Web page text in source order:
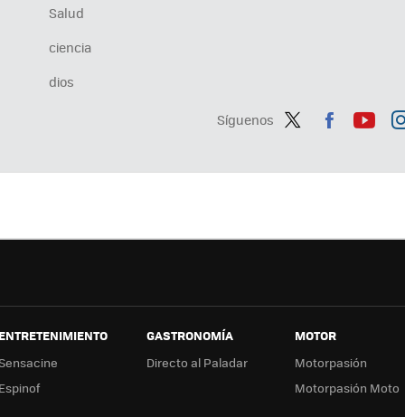
Síguenos
ter
ebo tub
Salud
ciencia
dios
GASTRONOMÍA
Directo al Paladar
MOTOR
Motorpasión
Motorpasión Moto